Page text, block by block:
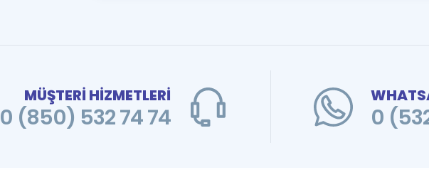
MÜŞTERİ HİZMETLERİ
0 (850) 532 74 74 0